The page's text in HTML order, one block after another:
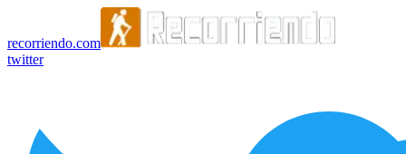
recorriendo.com
twitter